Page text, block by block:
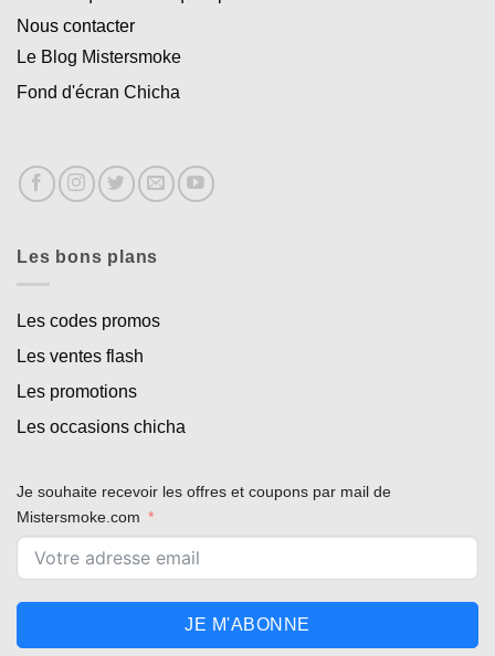
Nous contacter
Le Blog Mistersmoke
Fond d'écran Chicha
Les bons plans
Les codes promos
Les ventes flash
Les promotions
Les occasions chicha
Je souhaite recevoir les offres et coupons par mail de
Mistersmoke.com
JE M'ABONNE